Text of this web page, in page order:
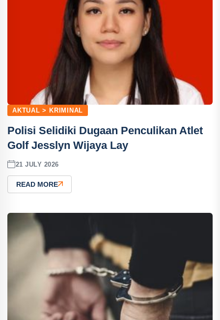
AKTUAL > KRIMINAL
Polisi Selidiki Dugaan Penculikan Atlet
Golf Jesslyn Wijaya Lay
21 JULY 2026
READ MORE